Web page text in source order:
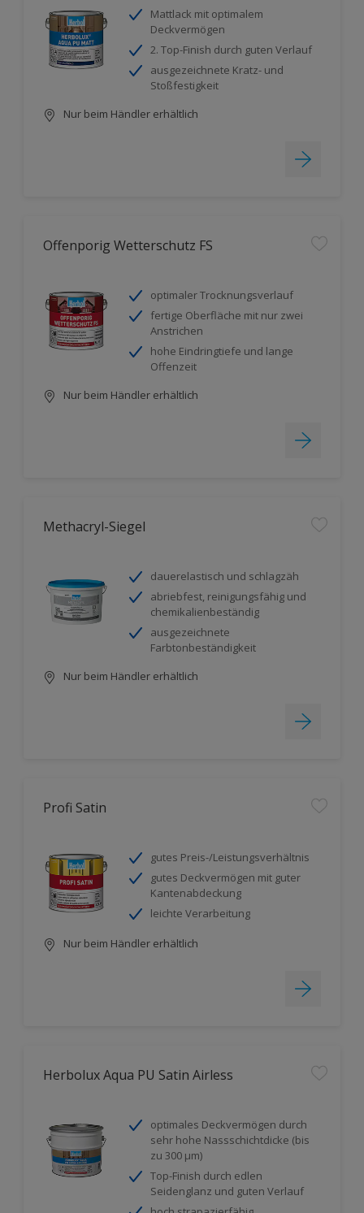
Mattlack mit optimalem
Deckvermögen
2. Top-Finish durch guten Verlauf
ausgezeichnete Kratz- und
Stoßfestigkeit
Nur beim Händler erhältlich
Offenporig Wetterschutz FS
optimaler Trocknungsverlauf
fertige Oberfläche mit nur zwei
Anstrichen
hohe Eindringtiefe und lange
Offenzeit
Nur beim Händler erhältlich
Methacryl-Siegel
dauerelastisch und schlagzäh
abriebfest, reinigungsfähig und
chemikalienbeständig
ausgezeichnete
Farbtonbeständigkeit
Nur beim Händler erhältlich
Profi Satin
gutes Preis-/Leistungsverhältnis
gutes Deckvermögen mit guter
Kantenabdeckung
leichte Verarbeitung
Nur beim Händler erhältlich
Herbolux Aqua PU Satin Airless
optimales Deckvermögen durch
sehr hohe Nassschichtdicke (bis
zu 300 µm)
Top-Finish durch edlen
Seidenglanz und guten Verlauf